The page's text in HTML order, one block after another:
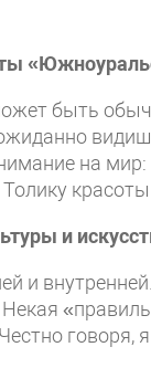
быть
на
и
и
говоря,